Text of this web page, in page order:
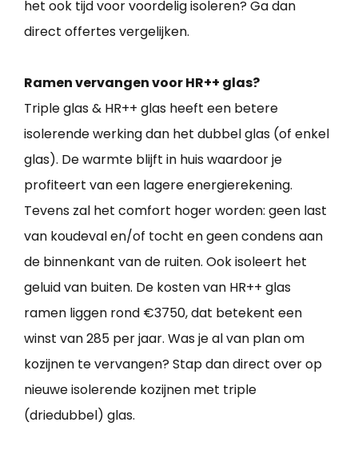
het ook tijd voor voordelig isoleren? Ga dan
direct offertes vergelijken.
Ramen vervangen voor HR++ glas?
Triple glas & HR++ glas heeft een betere
isolerende werking dan het dubbel glas (of enkel
glas). De warmte blijft in huis waardoor je
profiteert van een lagere energierekening.
Tevens zal het comfort hoger worden: geen last
van koudeval en/of tocht en geen condens aan
de binnenkant van de ruiten. Ook isoleert het
geluid van buiten. De kosten van HR++ glas
ramen liggen rond €3750, dat betekent een
winst van 285 per jaar. Was je al van plan om
kozijnen te vervangen? Stap dan direct over op
nieuwe isolerende kozijnen met triple
(driedubbel) glas.